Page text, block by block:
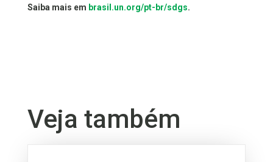
Saiba mais em brasil.un.org/pt-br/sdgs.
Veja também